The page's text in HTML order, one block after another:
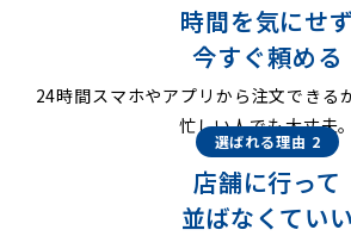
時間を気にせず
今すぐ頼める
24時間スマホやアプリから注文できる
忙しい人でも大丈夫。
選ばれる理由 2
店舗に行って
並ばなくていい